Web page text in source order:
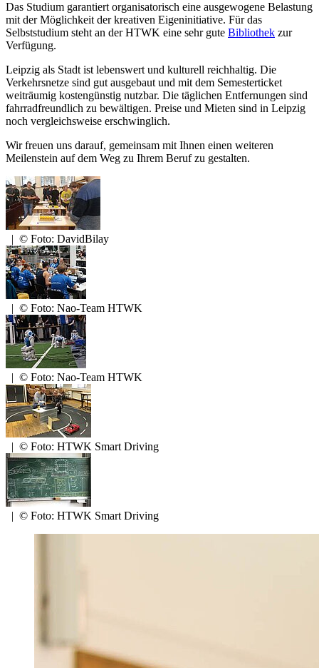
Das Studium garantiert organisatorisch eine ausgewogene Belastung
mit der Möglichkeit der kreativen Eigeninitiative. Für das
Selbststudium steht an der HTWK eine sehr gute Bibliothek zur
Verfügung.
Leipzig als Stadt ist lebenswert und kulturell reichhaltig. Die
Verkehrsnetze sind gut ausgebaut und mit dem Semesterticket
weiträumig kostengünstig nutzbar. Die täglichen Entfernungen sind
fahrradfreundlich zu bewältigen. Preise und Mieten sind in Leipzig
noch vergleichsweise erschwinglich.
Wir freuen uns darauf, gemeinsam mit Ihnen einen weiteren
Meilenstein auf dem Weg zu Ihrem Beruf zu gestalten.
| © Foto: DavidBilay
| © Foto: Nao-Team HTWK
| © Foto: Nao-Team HTWK
| © Foto: HTWK Smart Driving
| © Foto: HTWK Smart Driving